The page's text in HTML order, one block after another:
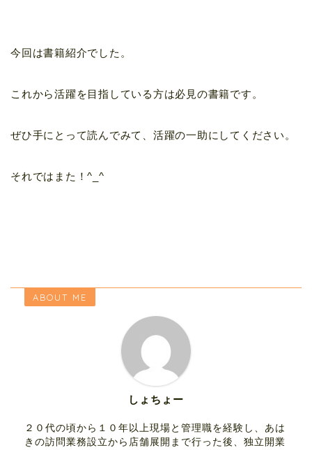
今回は書籍紹介でした。
これから活躍を目指している方は必見の書籍です。
ぜひ手にとって読んでみて、活躍の一助にしてください。
それではまた！^_^
ABOUT ME
しょちょー
２０代の頃から１０年以上現場と管理職を経験し、あは
きの訪問業務設立から店舗展開まで行った後、独立開業